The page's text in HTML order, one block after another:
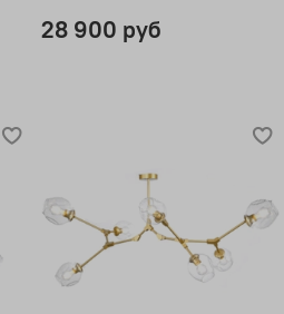
28 900 руб